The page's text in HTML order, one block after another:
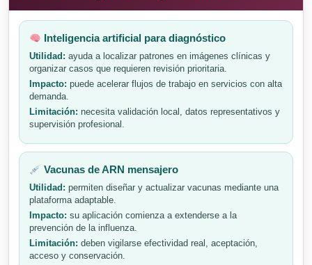
Inteligencia artificial para diagnóstico
Utilidad: ayuda a localizar patrones en imágenes clínicas y
organizar casos que requieren revisión prioritaria.
Impacto: puede acelerar flujos de trabajo en servicios con alta
demanda.
Limitación: necesita validación local, datos representativos y
supervisión profesional.
Vacunas de ARN mensajero
Utilidad: permiten diseñar y actualizar vacunas mediante una
plataforma adaptable.
Impacto: su aplicación comienza a extenderse a la
prevención de la influenza.
Limitación: deben vigilarse efectividad real, aceptación,
acceso y conservación.